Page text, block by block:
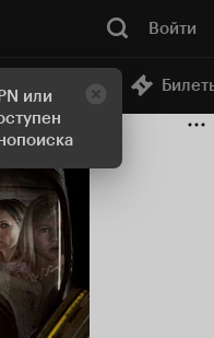
или
Войти
кинотеатр